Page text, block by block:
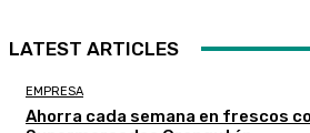
LATEST ARTICLES
EMPRESA
Ahorra cada semana en frescos